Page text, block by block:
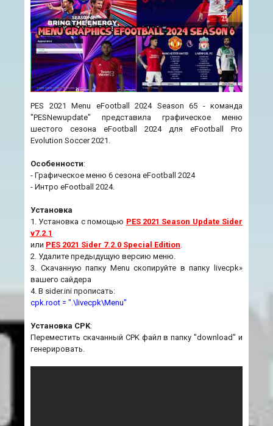
PES 2021 Menu eFootball 2024 Season 65 - команда
"PESNewupdate" представила графическое меню
шестого сезона eFootball 2024 для eFootball Pro
Evolution Soccer 2021.
Особенности:
- Графическое меню 6 сезона eFootball 2024
- Интро eFootball 2024.
Установка
1. Установка с помощью PES 2021 Season Update Sider
v7.2.1
или PES 2021 Sider 7.2.0 Special Edition
2. Удалите предыдущую версию меню.
3. Скачанную папку Menu скопируйте в папку livecpk»
вашего сайдера
4. В sider.ini прописать:
cpk.root = ".\livecpk\Menu"
Установка CPK:
Переместить скачанный CPK файл в папку "download" и
генерировать.